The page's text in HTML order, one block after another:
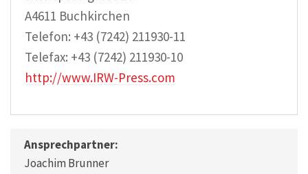
A4611 Buchkirchen
Telefon: +43 (7242) 211930-11
Telefax: +43 (7242) 211930-10
http://www.IRW-Press.com
Ansprechpartner:
Joachim Brunner